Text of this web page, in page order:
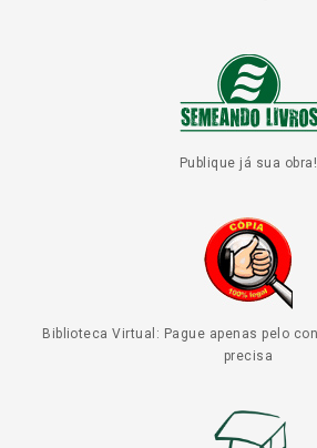
Publique já sua obra!
Biblioteca Virtual: Pague apenas pelo
precisa